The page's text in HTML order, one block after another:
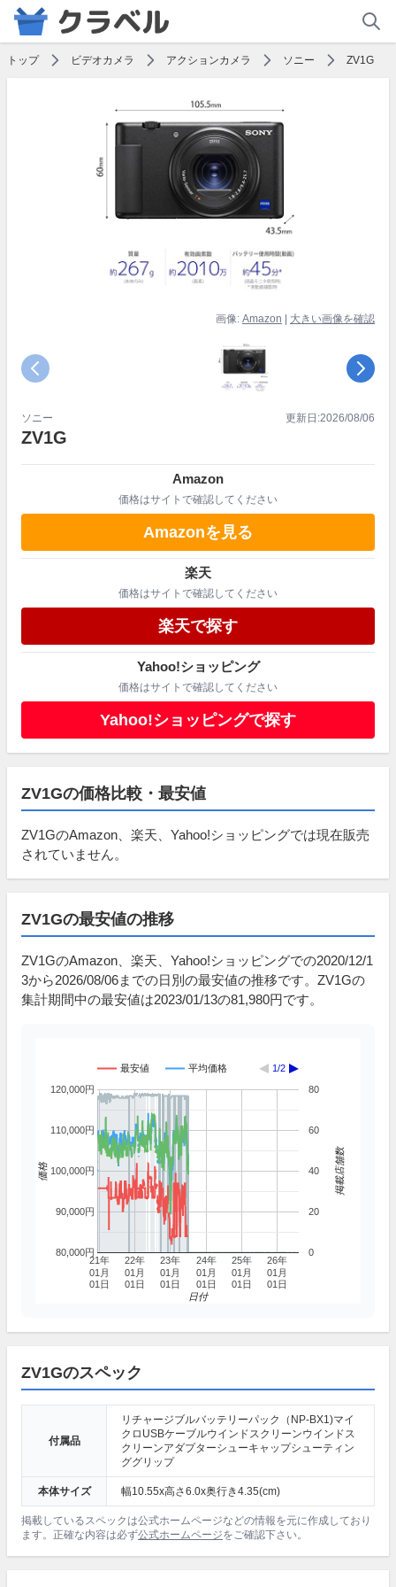
トップ ビデオカメラ アクションカメラ ソニー ZV1G
画像: Amazon 大きい画像を確認
ソニー
ZV1G
更新日:2026/08/06
Amazon
価格はサイトで確認してください
Amazonを見る
楽天
価格はサイトで確認してください
楽天で探す
Yahoo!ショッピング
価格はサイトで確認してください
Yahoo!ショッピングで探す
ZV1Gの価格比較・最安値
ZV1GのAmazon、楽天、Yahoo!ショッピングでは現在販売
されていません。
ZV1Gの最安値の推移
ZV1GのAmazon、楽天、Yahoo!ショッピングでの2020/12/1
3から2026/08/06までの日別の最安値の推移です。ZV1Gの
集計期間中の最安値は2023/01/13の81,980円です。
最安値 平均価格 1/2
21年
01月
01日
22年
01月
01日
23年
01月
01日
24年
01月
01日
25年
01月
01日
26年
01月
01日
80,000円
90,000円
100,000円
110,000円
120,000円
0
20
40
60
80
日付
価格 掲載店舗数
ZV1Gのスペック
付属品
リチャージブルバッテリーパック（NP-BX1)マイ
クロUSBケーブルウインドスクリーンウインドス
クリーンアダプターシューキャップシューティン
ググリップ
本体サイズ 幅10.55x高さ6.0x奥行き4.35(cm)
掲載しているスペックは公式ホームページなどの情報を元に作成しており
ます。正確な内容は必ず公式ホームページをご確認下さい。